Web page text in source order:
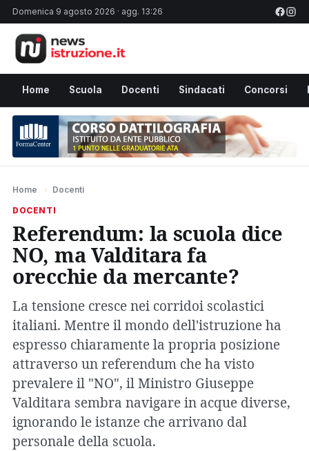
Domenica 9 agosto 2026 · agg. 13:26
Home Scuola Docenti Sindacati Concorsi
Home › Docenti
DOCENTI
Referendum: la scuola dice
NO, ma Valditara fa
orecchie da mercante?
La tensione cresce nei corridoi scolastici
italiani. Mentre il mondo dell'istruzione ha
espresso chiaramente la propria posizione
attraverso un referendum che ha visto
prevalere il "NO", il Ministro Giuseppe
Valditara sembra navigare in acque diverse,
ignorando le istanze che arrivano dal
personale della scuola.